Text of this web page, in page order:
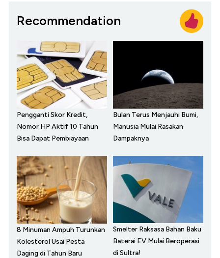
Recommendation
Pengganti Skor Kredit,
Nomor HP Aktif 10 Tahun
Bisa Dapat Pembiayaan
Bulan Terus Menjauhi Bumi,
Manusia Mulai Rasakan
Dampaknya
8 Minuman Ampuh Turunkan
Kolesterol Usai Pesta
Daging di Tahun Baru
Smelter Raksasa Bahan Baku
Baterai EV Mulai Beroperasi
di Sultra!